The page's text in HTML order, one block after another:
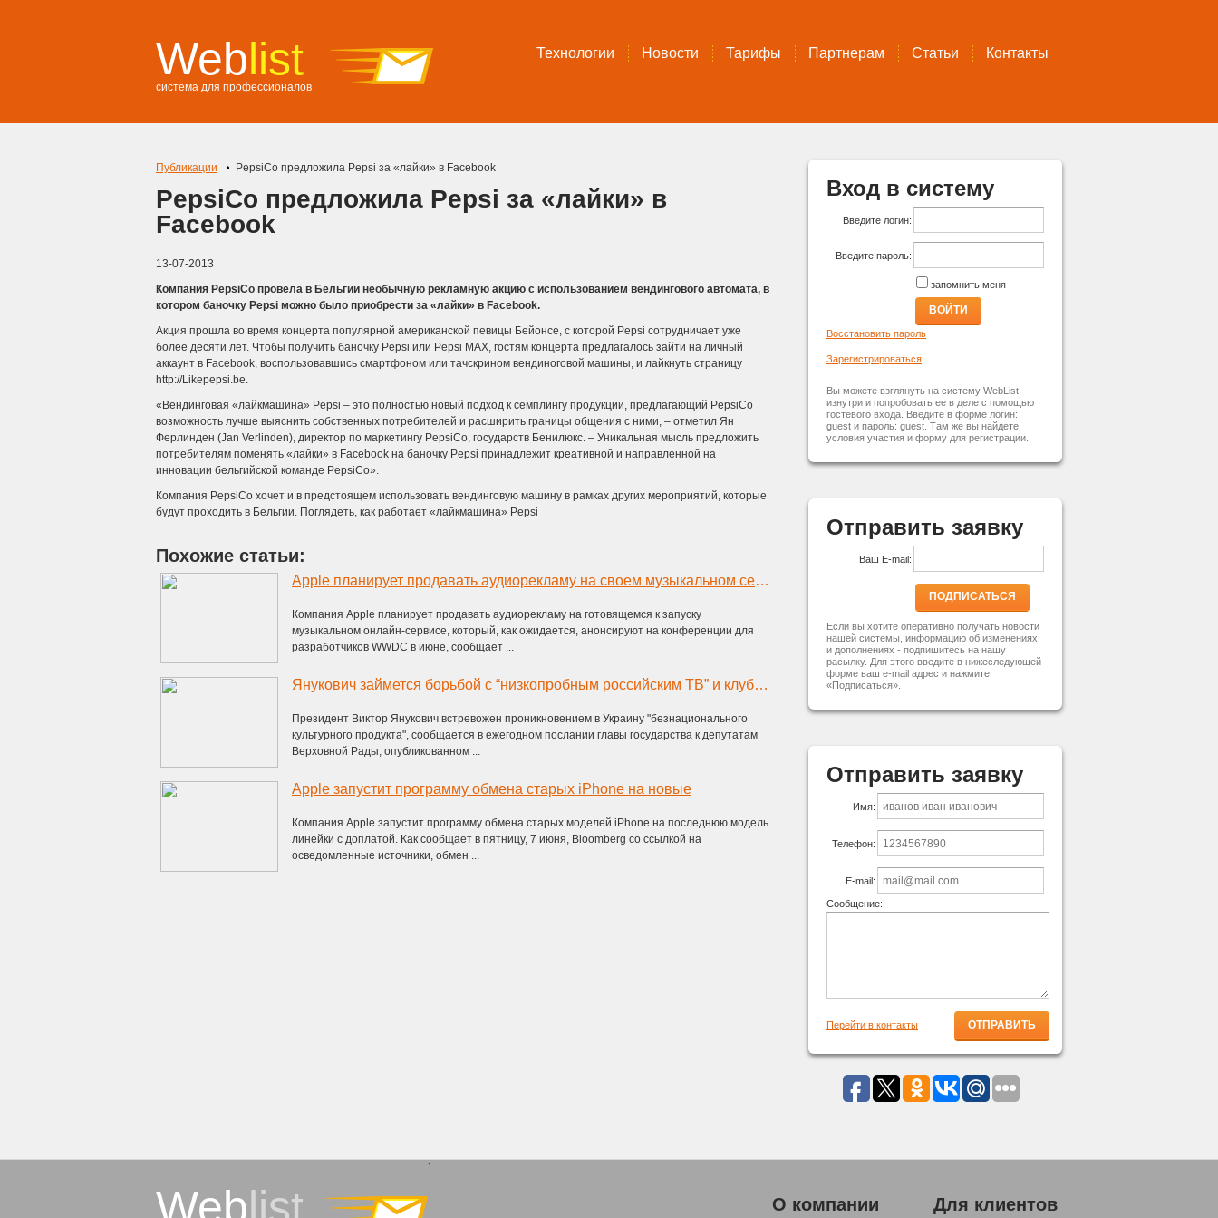
Weblist
система для профессионалов
Технологии Новости Тарифы Партнерам Статьи Контакты
Публикации PepsiCo предложила Pepsi за «лайки» в Facebook
PepsiCo предложила Pepsi за «лайки» в
Facebook
13-07-2013
Компания PepsiCo провела в Бельгии необычную рекламную акцию с использованием вендингового автомата, в
котором баночку Pepsi можно было приобрести за «лайки» в Facebook.
Акция прошла во время концерта популярной американской певицы Бейонсе, с которой Pepsi сотрудничает уже
более десяти лет. Чтобы получить баночку Pepsi или Pepsi MAX, гостям концерта предлагалось зайти на личный
аккаунт в Facebook, воспользовавшись смартфоном или тачскрином вендиноговой машины, и лайкнуть страницу
http://Likepepsi.be.
«Вендинговая «лайкмашина» Pepsi – это полностью новый подход к семплингу продукции, предлагающий PepsiCo
возможность лучше выяснить собственных потребителей и расширить границы общения с ними, – отметил Ян
Ферлинден (Jan Verlinden), директор по маркетингу PepsiCo, государств Бенилюкс. – Уникальная мысль предложить
потребителям поменять «лайки» в Facebook на баночку Pepsi принадлежит креативной и направленной на
инновации бельгийской команде PepsiCo».
Компания PepsiCo хочет и в предстоящем использовать вендинговую машину в рамках других мероприятий, которые
будут проходить в Бельгии. Поглядеть, как работает «лайкмашина» Pepsi
Похожие статьи:
Apple планирует продавать аудиорекламу на своем музыкальном сервисе
Компания Apple планирует продавать аудиорекламу на готовящемся к запуску
музыкальном онлайн-сервисе, который, как ожидается, анонсируют на конференции для
разработчиков WWDC в июне, сообщает ...
Янукович займется борьбой с “низкопробным российским ТВ” и клубной музыкой
Президент Виктор Янукович встревожен проникновением в Украину "безнационального
культурного продукта", сообщается в ежегодном послании главы государства к депутатам
Верховной Рады, опубликованном ...
Apple запустит программу обмена старых iPhone на новые
Компания Apple запустит программу обмена старых моделей iPhone на последнюю модель
линейки с доплатой. Как сообщает в пятницу, 7 июня, Bloomberg со ссылкой на
осведомленные источники, обмен ...
Вход в систему
Введите логин:
Введите пароль:
запомнить меня
ВОЙТИ
Восстановить пароль
Зарегистрироваться
Вы можете взглянуть на систему WebList
изнутри и попробовать ее в деле с помощью
гостевого входа. Введите в форме логин:
guest и пароль: guest. Там же вы найдете
условия участия и форму для регистрации.
Отправить заявку
Ваш E-mail:
ПОДПИСАТЬСЯ
Если вы хотите оперативно получать новости
нашей системы, информацию об изменениях
и дополнениях - подпишитесь на нашу
расылку. Для этого введите в нижеследующей
форме ваш e-mail адрес и нажмите
«Подписаться».
Отправить заявку
Имя:
Телефон:
E-mail:
Сообщение:
Перейти в контакты
Weblist
`
О компании Для клиентов